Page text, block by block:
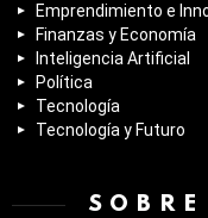
Emprendimiento e
Finanzas y Economía
Inteligencia Artificial
Política
Tecnología
Tecnología y Futuro